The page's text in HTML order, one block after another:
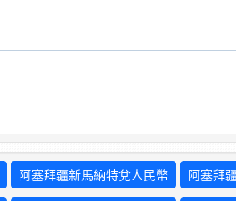
阿塞拜疆新馬納特兌人民幣 阿塞拜